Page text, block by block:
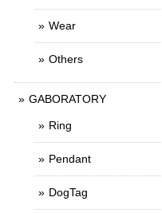
Wear
Others
GABORATORY
Ring
Pendant
DogTag